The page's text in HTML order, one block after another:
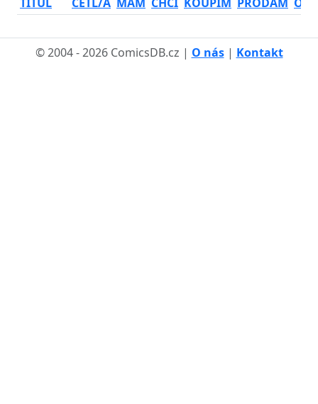
© 2004 - 2026 ComicsDB.cz | O nás| Kontakt